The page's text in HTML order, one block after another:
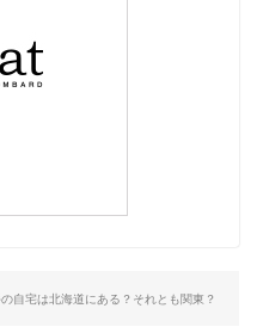
自宅は北海道にある？それとも関東？